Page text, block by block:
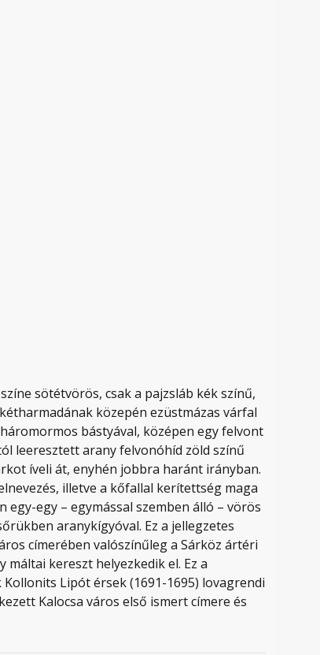
sötétvörös, csak a pajzsláb kék színű,
közepén ezüstmázas várfal
bástyával, középen egy felvont
leeresztett arany felvonóhíd zöld színű
íveli át, enyhén jobbra haránt irányban.
illetve a kőfallal kerítettség maga
egy – egymással szemben álló – vörös
aranykígyóval. Ez a jellegzetes
címerében valószínűleg a Sárköz ártéri
kereszt helyezkedik el. Ez a
Lipót érsek (1691-1695) lovagrendi
Kalocsa város első ismert címere és